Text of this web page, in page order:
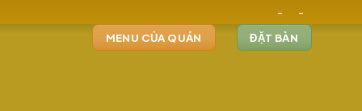
- -
MENU CỦA QUÁN ĐẶT BÀN